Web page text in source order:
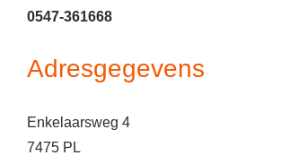
0547-361668
Adresgegevens
Enkelaarsweg 4
7475 PL